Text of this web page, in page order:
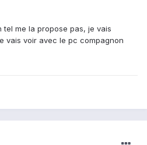
me la propose pas, je vais
vais voir avec le pc compagnon